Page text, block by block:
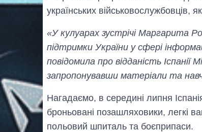
українських військовослужбовців,
«У кулуарах зустрічі Маргарита
підтримки України у сфері
повідомила про відданість Іспанії
запропонувавши матеріали та
Нагадаємо, в середині липня
броньовані позашляховики, легкі
польовий шпиталь та боєприпаси.